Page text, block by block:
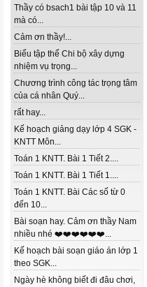
Thầy có bsach1 bài tập 10 và 11
mà có...
Cảm ơn thầy!...
Biểu tập thể Chi bộ xây dựng
nhiệm vụ trọng...
Chương trình công tác trọng tâm
của cá nhân Quý...
rất hay...
Kế hoạch giảng dạy lớp 4 SGK -
KNTT Môn...
Toán 1 KNTT. Bài 1 Tiết 2....
Toán 1 KNTT. Bài 1 Tiết 1....
Toán 1 KNTT. Bài Các số từ 0
đến 10...
Bài soạn hay. Cảm ơn thầy Nam
nhiều nhé ❤️❤️❤️❤️❤️❤️...
Kế hoạch bài soạn giáo án lớp 1
theo SGK...
Ngày hè không biết đi đâu chơi,